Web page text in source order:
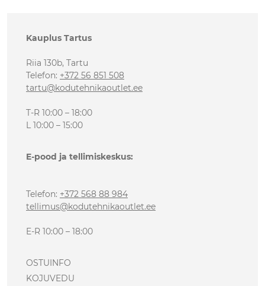
Kauplus Tartus
Riia 130b, Tartu
Telefon: +372 56 851 508
tartu@kodutehnikaoutlet.ee
T-R 10:00 – 18:00
L 10:00 – 15:00
E-pood ja tellimiskeskus:
Telefon: +372 568 88 984
tellimus@kodutehnikaoutlet.ee
E-R 10:00 – 18:00
OSTUINFO
KOJUVEDU